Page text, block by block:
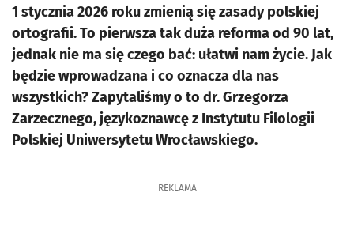
1 stycznia 2026 roku zmienią się zasady polskiej
ortografii. To pierwsza tak duża reforma od 90 lat,
jednak nie ma się czego bać: ułatwi nam życie. Jak
będzie wprowadzana i co oznacza dla nas
wszystkich? Zapytaliśmy o to dr. Grzegorza
Zarzecznego, językoznawcę z Instytutu Filologii
Polskiej Uniwersytetu Wrocławskiego.
REKLAMA